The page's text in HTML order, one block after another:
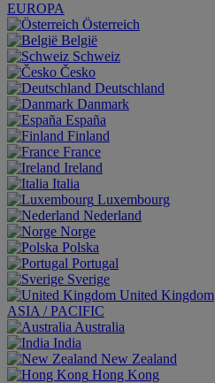
EUROPA
Österreich
België
Schweiz
Česko
Deutschland
Danmark
España
Finland
France
Ireland
Italia
Luxembourg
Nederland
Norge
Polska
Portugal
Sverige
United Kingdom
ASIA / PACIFIC
Australia
India
New Zealand
Hong Kong